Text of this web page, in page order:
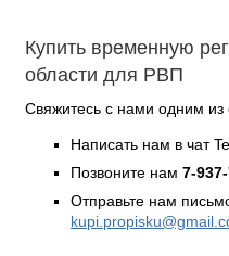
Купить временную
области для РВП
Свяжитесь с нами одним
Написать нам в чат
Позвоните нам 7-
Отправьте нам